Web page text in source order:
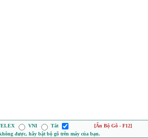
VNI Tắt
[Ẩn Bộ Gõ - F12]
được, hãy bật bộ gõ trên máy của bạn.